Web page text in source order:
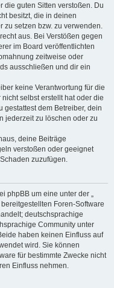
die guten Sitten verstoßen. Du
besitzt, die in deinen
setzen bzw. zu verwenden.
aus. Bei Verstößen gegen
im Board veröffentlichten
zeitweise oder
ausschließen und dir ein
keine Verantwortung für die
selbst erstellt hat oder die
gestattest dem Betreiber, dein
jederzeit zu löschen oder zu
deine Beiträge
verstoßen oder geeignet
zuzufügen.
phpBB um eine unter der „
bereitgestellten Foren-Software
deutschsprachige
Community unter
haben keinen Einfluss auf
wird. Sie können
für bestimmte Zwecke nicht
Einfluss nehmen.